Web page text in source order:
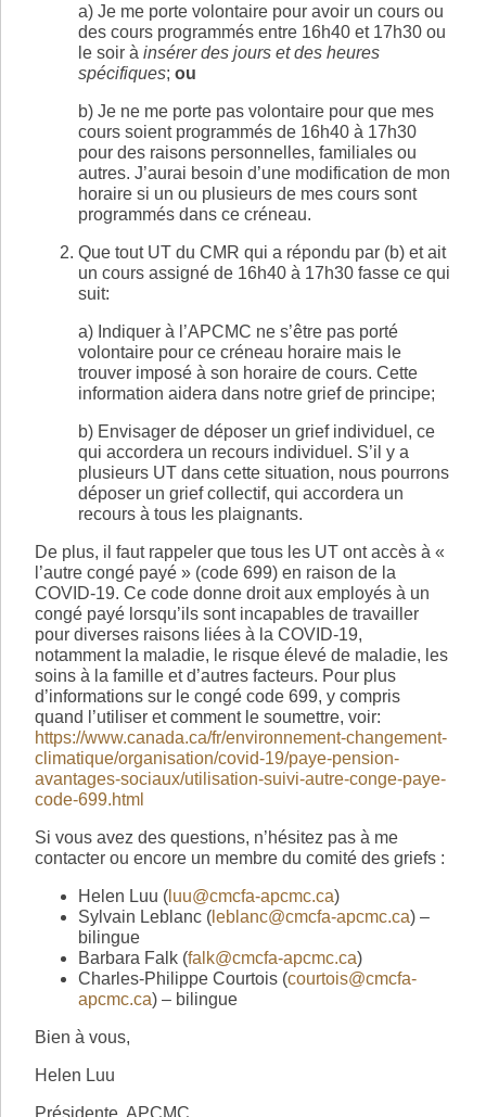
a) Je me porte volontaire pour avoir un cours ou
des cours programmés entre 16h40 et 17h30 ou
le soir à insérer des jours et des heures
spécifiques; ou
b) Je ne me porte pas volontaire pour que mes
cours soient programmés de 16h40 à 17h30
pour des raisons personnelles, familiales ou
autres. J’aurai besoin d’une modification de mon
horaire si un ou plusieurs de mes cours sont
programmés dans ce créneau.
Que tout UT du CMR qui a répondu par (b) et ait
un cours assigné de 16h40 à 17h30 fasse ce qui
suit:
a) Indiquer à l’APCMC ne s’être pas porté
volontaire pour ce créneau horaire mais le
trouver imposé à son horaire de cours. Cette
information aidera dans notre grief de principe;
b) Envisager de déposer un grief individuel, ce
qui accordera un recours individuel. S’il y a
plusieurs UT dans cette situation, nous pourrons
déposer un grief collectif, qui accordera un
recours à tous les plaignants.
De plus, il faut rappeler que tous les UT ont accès à «
l’autre congé payé » (code 699) en raison de la
COVID-19. Ce code donne droit aux employés à un
congé payé lorsqu’ils sont incapables de travailler
pour diverses raisons liées à la COVID-19,
notamment la maladie, le risque élevé de maladie, les
soins à la famille et d’autres facteurs. Pour plus
d’informations sur le congé code 699, y compris
quand l’utiliser et comment le soumettre, voir:
https://www.canada.ca/fr/environnement-changement-
climatique/organisation/covid-19/paye-pension-
avantages-sociaux/utilisation-suivi-autre-conge-paye-
code-699.html
Si vous avez des questions, n’hésitez pas à me
contacter ou encore un membre du comité des griefs :
Helen Luu ( luu@cmcfa-apcmc.ca)
Sylvain Leblanc ( leblanc@cmcfa-apcmc.ca) –
bilingue
Barbara Falk (falk@cmcfa-apcmc.ca)
Charles-Philippe Courtois (courtois@cmcfa-
apcmc.ca) – bilingue
Bien à vous,
Helen Luu
Présidente, APCMC